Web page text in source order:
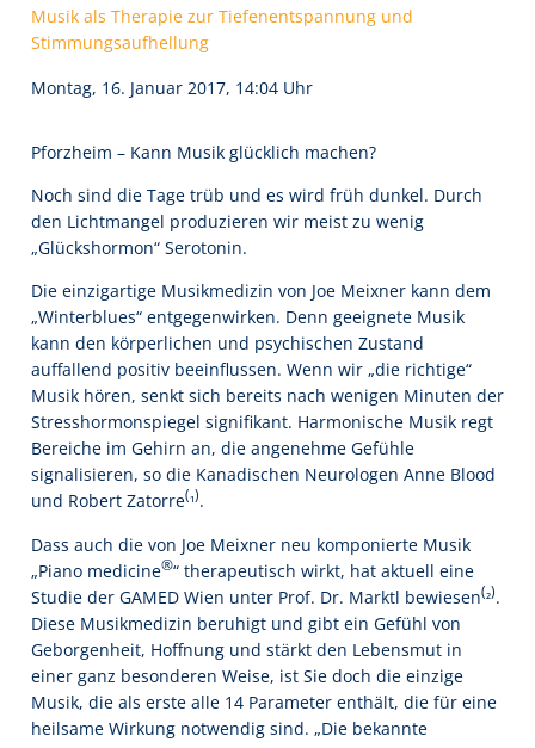
Musik als Therapie zur Tiefenentspannung und
Stimmungsaufhellung
Montag, 16. Januar 2017, 14:04 Uhr
Pforzheim – Kann Musik glücklich machen?
Noch sind die Tage trüb und es wird früh dunkel. Durch
den Lichtmangel produzieren wir meist zu wenig
„Glückshormon“ Serotonin.
Die einzigartige Musikmedizin von Joe Meixner kann dem
„Winterblues“ entgegenwirken. Denn geeignete Musik
kann den körperlichen und psychischen Zustand
auffallend positiv beeinflussen. Wenn wir „die richtige“
Musik hören, senkt sich bereits nach wenigen Minuten der
Stresshormonspiegel signifikant. Harmonische Musik regt
Bereiche im Gehirn an, die angenehme Gefühle
signalisieren, so die Kanadischen Neurologen Anne Blood
und Robert Zatorre(₁).
Dass auch die von Joe Meixner neu komponierte Musik
„Piano medicine®“ therapeutisch wirkt, hat aktuell eine
Studie der GAMED Wien unter Prof. Dr. Marktl bewiesen(₂).
Diese Musikmedizin beruhigt und gibt ein Gefühl von
Geborgenheit, Hoffnung und stärkt den Lebensmut in
einer ganz besonderen Weise, ist Sie doch die einzige
Musik, die als erste alle 14 Parameter enthält, die für eine
heilsame Wirkung notwendig sind. „Die bekannte